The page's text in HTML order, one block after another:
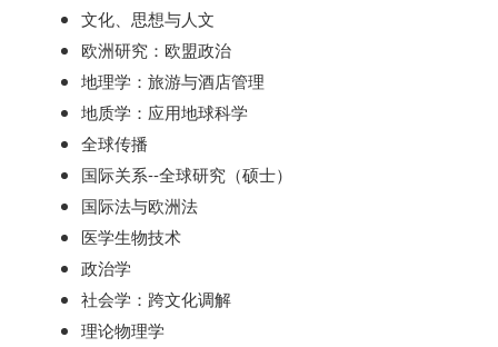
文化、思想与人文
欧洲研究：欧盟政治
地理学：旅游与酒店管理
地质学：应用地球科学
全球传播
国际关系--全球研究（硕士）
国际法与欧洲法
医学生物技术
政治学
社会学：跨文化调解
理论物理学